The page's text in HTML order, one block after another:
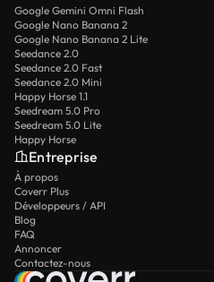
Google Gemini Omni Flash
Google Nano Banana 2
Google Nano Banana 2 Lite
Seedance 2.0
Seedance 2.0 Fast
Seedance 2.0 Mini
Happy Horse 1.1
Seedream 5.0 Pro
Seedream 5.0 Lite
Happy Horse
Entreprise
À propos
Coverr Plus
Développeurs / API
Blog
FAQ
Annoncer
Contactez-nous